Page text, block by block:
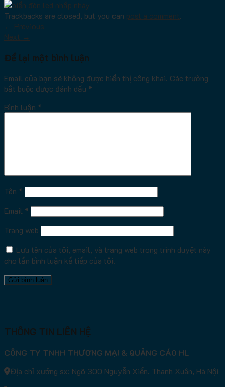
Trackbacks are closed, but you can post a comment.
← Previous
Next →
Để lại một bình luận
Email của bạn sẽ không được hiển thị công khai. Các trường
bắt buộc được đánh dấu *
Bình luận *
Tên *
Email *
Trang web
Lưu tên của tôi, email, và trang web trong trình duyệt này
cho lần bình luận kế tiếp của tôi.
THÔNG TIN LIÊN HỆ
CÔNG TY TNHH THƯƠNG MẠI & QUẢNG CÁO HL
Địa chỉ xưởng sx: Ngõ 300 Nguyễn Xiển, Thanh Xuân, Hà Nội